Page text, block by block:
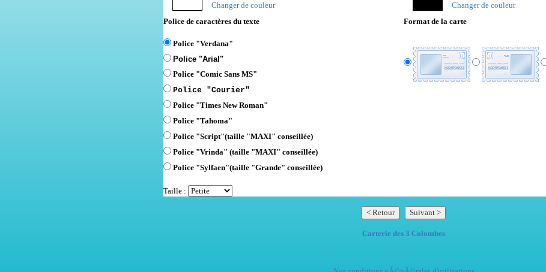
Changer de couleur
Changer de couleur
Police de caractères du texte
Police "Verdana"
Police "Arial"
Police "Comic Sans MS"
Police "Courier"
Police "Times New Roman"
Police "Tahoma"
Police "Script"(taille "MAXI" conseillée)
Police "Vrinda" (taille "MAXI" conseillée)
Police "Sylfaen"(taille "Grande" conseillée)
Taille :
Format de la carte
Carterie des 3 Colombes